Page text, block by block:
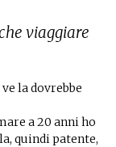
viaggiare
la dovrebbe
a 20 anni ho
quindi patente,